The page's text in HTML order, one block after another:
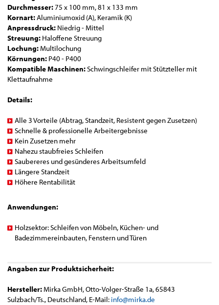
Durchmesser:75 x 100 mm, 81 x 133 mm
Kornart:Aluminiumoxid (A), Keramik (K)
Anpressdruck: Niedrig - Mittel
Streuung: Haloffene Streuung
Lochung: Multilochung
Körnungen: P40 - P400
Kompatible Maschinen:Schwingschleifer mit Stützteller mit
Klettaufnahme
Details:
Alle 3 Vorteile (Abtrag, Standzeit, Resistent gegen Zusetzen)
Schnelle & professionelle Arbeitergebnisse
Kein Zusetzen mehr
Nahezu staubfreies Schleifen
Saubereres und gesünderes Arbeitsumfeld
Längere Standzeit
Höhere Rentabilität
Anwendungen:
Holzsektor: Schleifen von Möbeln, Küchen- und
Badezimmereinbauten, Fenstern und Türen
Angaben zur Produktsicherheit:
Hersteller: Mirka GmbH, Otto-Volger-Straße 1a, 65843
Sulzbach/Ts., Deutschland, E-Mail: info@mirka.de